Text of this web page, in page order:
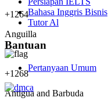
+1264
Anguilla
+1268
Antigua and Barbuda
Bahasa Inggris Bisnis
Tutor Al
Bantuan
Pertanyaan Umum